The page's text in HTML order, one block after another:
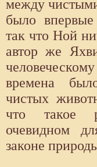
между
было
так что Ной
автор же
времена
чистых
что такое
очевидном
законе